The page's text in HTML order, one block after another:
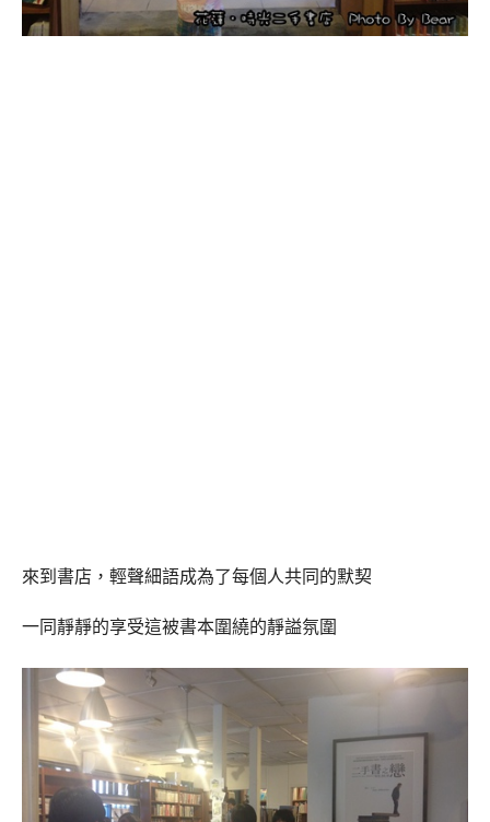
來到書店，輕聲細語成為了每個人共同的默契
一同靜靜的享受這被書本圍繞的靜謚氛圍